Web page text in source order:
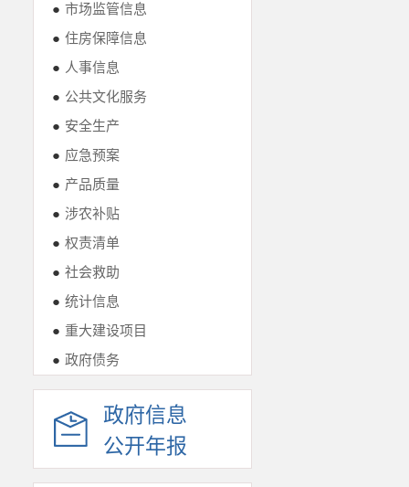
● 市场监管信息
● 住房保障信息
● 人事信息
● 公共文化服务
● 安全生产
● 应急预案
● 产品质量
● 涉农补贴
● 权责清单
● 社会救助
● 统计信息
● 重大建设项目
● 政府债务
政府信息
公开年报